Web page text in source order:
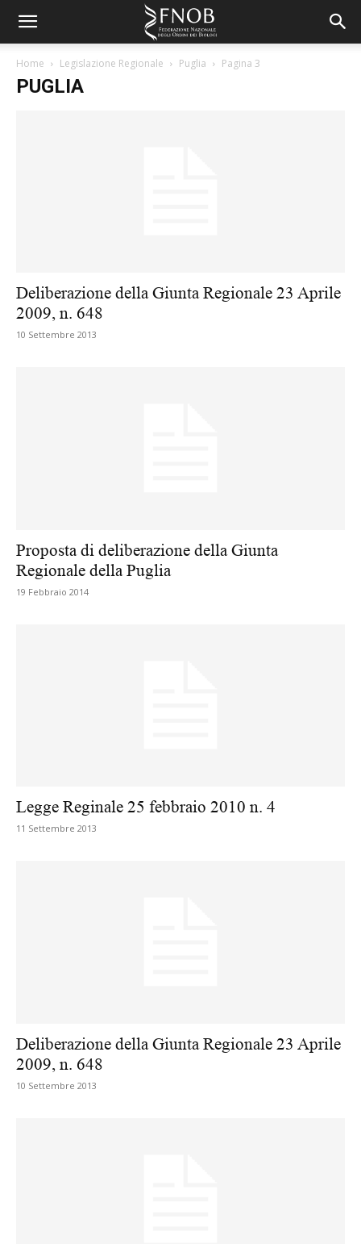
Home Legislazione Regionale Puglia Pagina 3
PUGLIA
Deliberazione della Giunta Regionale 23 Aprile
2009, n. 648
10 Settembre 2013
Proposta di deliberazione della Giunta
Regionale della Puglia
19 Febbraio 2014
Legge Reginale 25 febbraio 2010 n. 4
11 Settembre 2013
Deliberazione della Giunta Regionale 23 Aprile
2009, n. 648
10 Settembre 2013